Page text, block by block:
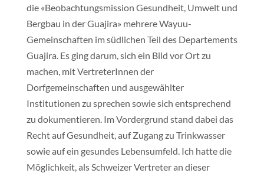
die «Beobachtungsmission Gesundheit, Umwelt und
Bergbau in der Guajira» mehrere Wayuu-
Gemeinschaften im südlichen Teil des Departements
Guajira. Es ging darum, sich ein Bild vor Ort zu
machen, mit VertreterInnen der
Dorfgemeinschaften und ausgewählter
Institutionen zu sprechen sowie sich entsprechend
zu dokumentieren. Im Vordergrund stand dabei das
Recht auf Gesundheit, auf Zugang zu Trinkwasser
sowie auf ein gesundes Lebensumfeld. Ich hatte die
Möglichkeit, als Schweizer Vertreter an dieser